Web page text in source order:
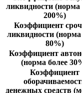
ликвидности
200%)
Коэффициент
ликвидности (норма
80%)
Коэффициент
(норма более
Коэффициент
денежных средств